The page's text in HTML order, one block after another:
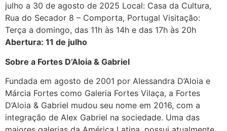
julho a 30 de agosto de 2025 Local: Casa da Cultura,
Rua do Secador 8 – Comporta, Portugal Visitação:
Terça a domingo, das 11h às 14h e das 17h às 20h
Abertura: 11 de julho
Sobre a Fortes D’Aloia & Gabriel
Fundada em agosto de 2001 por Alessandra D’Aloia e
Márcia Fortes como Galeria Fortes Vilaça, a Fortes
D’Aloia & Gabriel mudou seu nome em 2016, com a
integração de Alex Gabriel na sociedade. Uma das